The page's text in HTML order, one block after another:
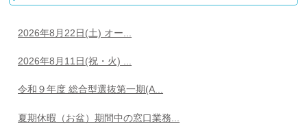
2026年8月22日(土) オー...
2026年8月11日(祝・火) ...
令和９年度 総合型選抜第一期(A...
夏期休暇（お盆）期間中の窓口業務...